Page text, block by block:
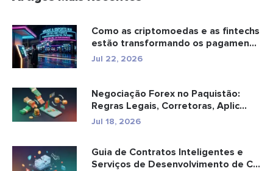
Como as criptomoedas e as fintechs
estão transformando os pagamen...
Jul 22, 2026
Negociação Forex no Paquistão:
Regras Legais, Corretoras, Aplic...
Jul 18, 2026
Guia de Contratos Inteligentes e
Serviços de Desenvolvimento de C...